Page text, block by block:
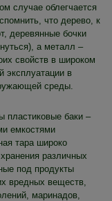
случае облегчается
что дерево, к
деревянные бочки
а металл –
свойств в широком
эксплуатации в
среды.
пластиковые баки –
емкостями
тара широко
различных
под продукты
вредных веществ,
маринадов,